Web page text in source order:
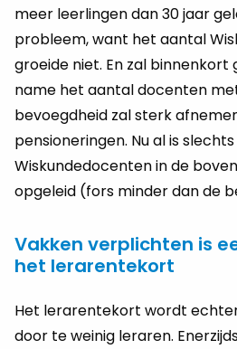
meer leerlingen dan 30 jaar
probleem, want het aantal
groeide niet. En zal binnenkort
name het aantal docenten
bevoegdheid zal sterk
pensioneringen. Nu al is
Wiskundedocenten in de
opgeleid (fors minder dan de
Vakken verplichten is
het lerarentekort
Het lerarentekort wordt
door te weinig leraren.